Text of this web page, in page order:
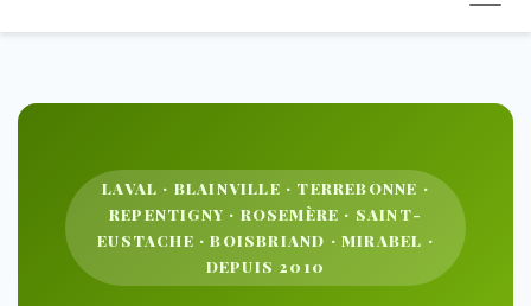
LAVAL · BLAINVILLE · TERREBONNE ·
REPENTIGNY · ROSEMÈRE · SAINT-
EUSTACHE · BOISBRIAND · MIRABEL ·
DEPUIS 2010